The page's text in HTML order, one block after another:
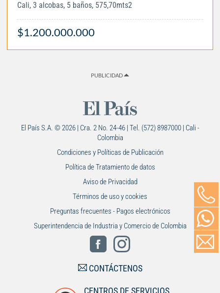
Cali, 3 alcobas, 5 baños, 575,70mts2
$1.200.000.000
PUBLICIDAD
El País S.A. © 2026 | Cra. 2 No. 24-46 | Tel. (572) 8987000 | Cali -
Colombia
Condiciones y Políticas de Publicación
Política de Tratamiento de datos
Aviso de Privacidad
Términos de uso y cookies
Preguntas frecuentes - Pagos electrónicos
Superintendencia de Industria y Comercio de Colombia
CONTÁCTENOS
CENTROS DE SERVICIOS